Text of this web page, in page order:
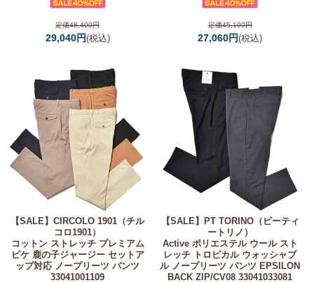
定価48,400円
29,040円(税込)
定価45,100円
27,060円(税込)
【SALE】CIRCOLO 1901（チル
コロ1901）
コットン ストレッチ プレミアム
ピケ 鹿の子ジャージー セットア
ップ対応 ノープリーツ パンツ
33041001109
【SALE】
PT TORINO（ピーティ
ートリノ）
Active ポリエステル ウール スト
レッチ トロピカル ウォッシャブ
ル ノープリーツ パンツ EPSILON
BACK ZIP/CV08 33041033081